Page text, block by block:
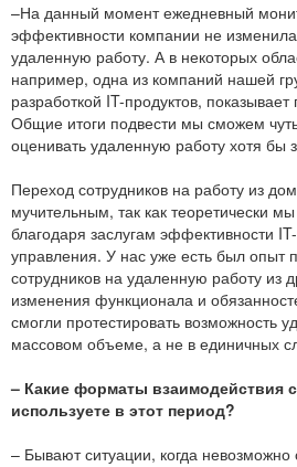
–На данный момент ежедневный
эффективности компании не
удаленную работу. А в некоторых
например, одна из компаний нашей
разработкой IT-продуктов,
Общие итоги подвести мы сможем
оценивать удаленную работу хотя бы
Переход сотрудников на работу из
мучительным, так как теоретически
благодаря заслугам эффективности
управления. У нас уже есть был опыт
сотрудников на удаленную работу из
изменения функционала и
смогли протестировать возможность
массовом объеме, а не в единичных
– Какие форматы взаимодействия
используете в этот период?
– Бывают ситуации, когда невозможно